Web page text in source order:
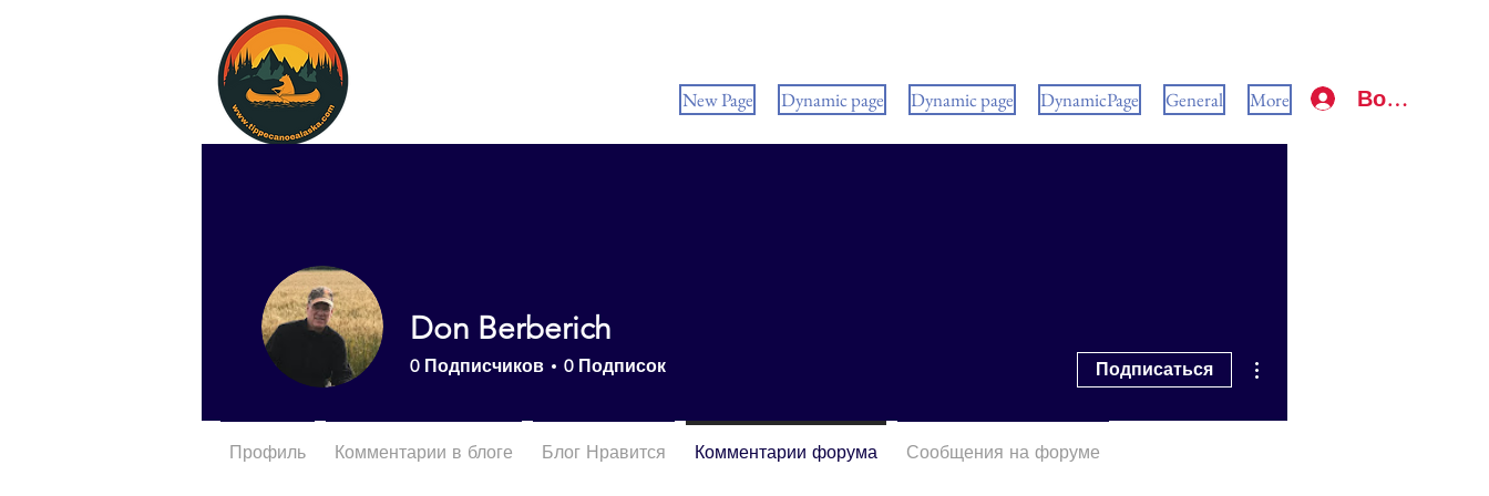
New Page Dynamic page Dynamic page DynamicPage General More Войти
Don Berberich
0 Подписчиков 0 Подписок Подписаться
Профиль Комментарии в блоге Блог Нравится Комментарии форума Сообщения на форуме